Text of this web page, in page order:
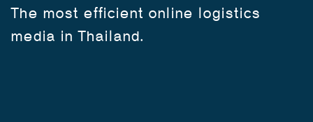
The most efficient online logistics
media in Thailand.